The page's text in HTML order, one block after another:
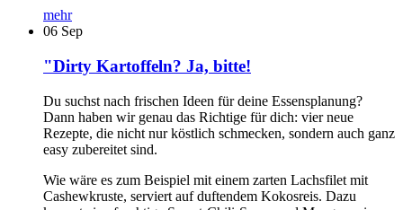
mehr
06 Sep
"Dirty Kartoffeln? Ja, bitte!
Du suchst nach frischen Ideen für deine Essensplanung?
Dann haben wir genau das Richtige für dich: vier neue
Rezepte, die nicht nur köstlich schmecken, sondern auch ganz
easy zubereitet sind.
Wie wäre es zum Beispiel mit einem zarten Lachsfilet mit
Cashewkruste, serviert auf duftendem Kokosreis. Dazu